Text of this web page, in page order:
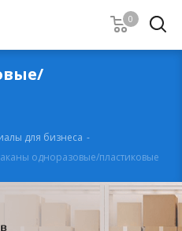
0
для бизнеса -
одноразовые/пластиковые